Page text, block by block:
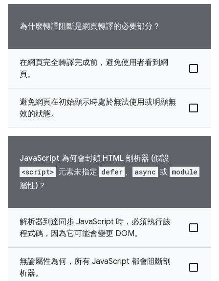
為什麼轉譯阻斷是網頁轉譯的必要部分？
在網頁完全轉譯完成前，避免使用者看到網
頁。
避免網頁在初始顯示時處於無法使用或明顯無
效的狀態。
JavaScript 為何會封鎖 HTML 剖析器 (假設
<script> 元素未指定 defer 、 async 或 module
屬性)？
解析器到達同步 JavaScript 時，必須執行該
程式碼，因為它可能會變更 DOM。
無論屬性為何，所有 JavaScript 都會阻斷剖
析器。